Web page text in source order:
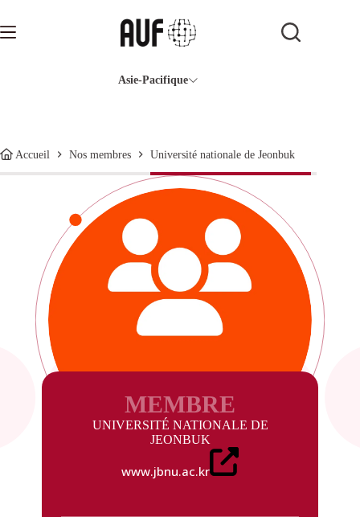
contenu
Asie-Pacifique
Accueil Nos membres Université nationale de Jeonbuk
MEMBRE
UNIVERSITÉ NATIONALE DE
JEONBUK
www.jbnu.ac.kr